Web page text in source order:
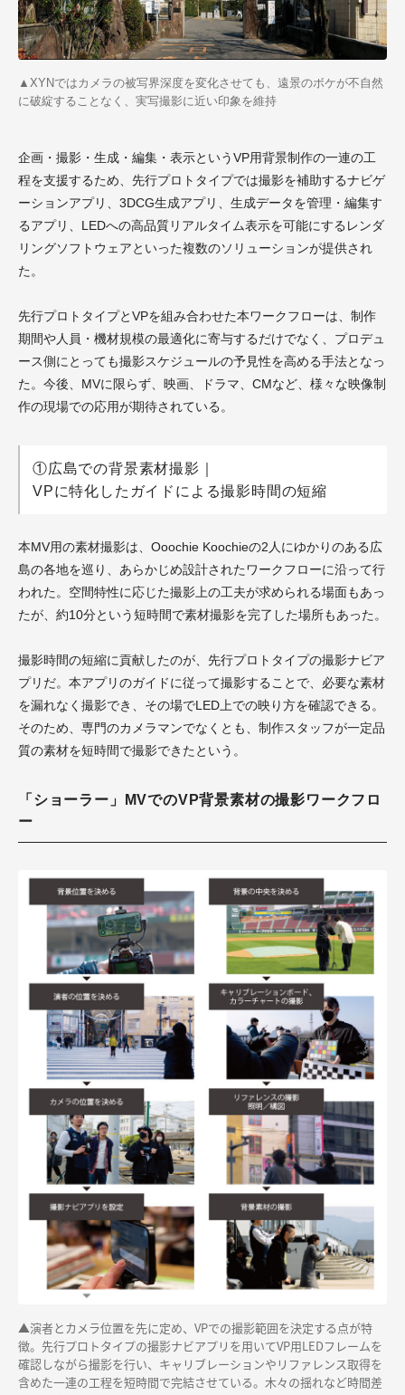
▲XYNではカメラの被写界深度を変化させても、遠景のボケが不自然
に破綻することなく、実写撮影に近い印象を維持
企画・撮影・生成・編集・表示というVP用背景制作の一連の工
程を支援するため、先行プロトタイプでは撮影を補助するナビゲ
ーションアプリ、3DCG生成アプリ、生成データを管理・編集す
るアプリ、LEDへの高品質リアルタイム表示を可能にするレンダ
リングソフトウェアといった複数のソリューションが提供され
た。
先行プロトタイプとVPを組み合わせた本ワークフローは、制作
期間や人員・機材規模の最適化に寄与するだけでなく、プロデュ
ース側にとっても撮影スケジュールの予見性を高める手法となっ
た。今後、MVに限らず、映画、ドラマ、CMなど、様々な映像制
作の現場での応用が期待されている。
①広島での背景素材撮影｜
VPに特化したガイドによる撮影時間の短縮
本MV用の素材撮影は、Ooochie Koochieの2人にゆかりのある広
島の各地を巡り、あらかじめ設計されたワークフローに沿って行
われた。空間特性に応じた撮影上の工夫が求められる場面もあっ
たが、約10分という短時間で素材撮影を完了した場所もあった。
撮影時間の短縮に貢献したのが、先行プロトタイプの撮影ナビア
プリだ。本アプリのガイドに従って撮影することで、必要な素材
を漏れなく撮影でき、その場でLED上での映り方を確認できる。
そのため、専門のカメラマンでなくとも、制作スタッフが一定品
質の素材を短時間で撮影できたという。
「ショーラー」MVでのVP背景素材の撮影ワークフロ
ー
▲演者とカメラ位置を先に定め、VPでの撮影範囲を決定する点が特
徴。先行プロトタイプの撮影ナビアプリを用いてVP用LEDフレームを
確認しながら撮影を行い、キャリブレーションやリファレンス取得を
含めた一連の工程を短時間で完結させている。木々の揺れなど時間差